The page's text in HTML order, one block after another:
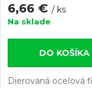
6,66 € / ks
Na sklade
DO KOŠÍKA
Dierovaná oceľová